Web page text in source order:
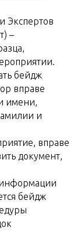
Экспертов
–
бейдж
вправе
имени,
и
вправе
документ,
информации
бейдж